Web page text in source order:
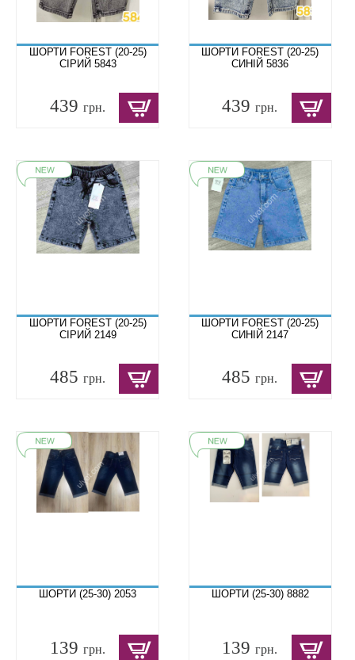
ШОРТИ FOREST (20-25)
СІРИЙ 5843
439 грн.
ШОРТИ FOREST (20-25)
СИНІЙ 5836
439грн.
ШОРТИ FOREST (20-25)
СІРИЙ 2149
485 грн.
ШОРТИ FOREST (20-25)
СИНІЙ 2147
485грн.
ШОРТИ (25-30) 2053
139 грн.
ШОРТИ (25-30) 8882
139грн.